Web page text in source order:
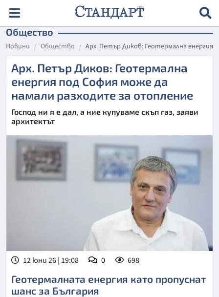
Общество
Новини Общество Арх. Петър Диков: Геотермална енергия
Арх. Петър Диков: Геотермална
енергия под София може да
намали разходите за отопление
Господ ни я е дал, а ние купуваме скъп газ, заяви
архитектът
12 юни 26 | 19:08 0 698
Геотермалната енергия като пропуснат
шанс за България